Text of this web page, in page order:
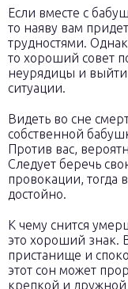
Если вместе с
то наяву вам
трудностями.
то хороший совет
неурядицы и
ситуации.
Видеть во сне
собственной
Против вас,
Следует беречь
провокации, тогда
достойно.
К чему снится
это хороший знак.
пристанище и
этот сон может
крепкой и дружной